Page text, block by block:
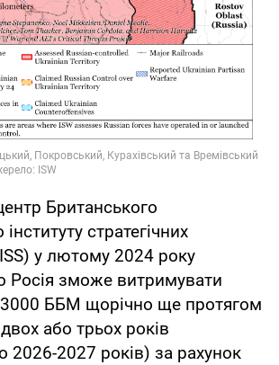
Британського
стратегічних
у лютому 2024 року
Росія зможе витримувати
3000 ББМ щорічно ще протягом
або трьох років
2026-2027 років) за рахунок